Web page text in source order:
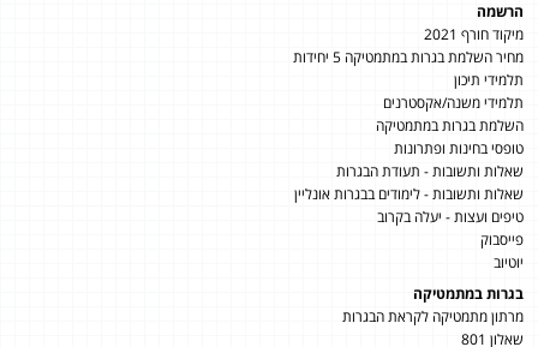
הרשמה
מיקוד חורף 2021
מחיר השלמת בגרות במתמטיקה 5 יחידות
תלמידי תיכון
תלמידי משנה/אקסטרנים
השלמת בגרות במתמטיקה
טופסי בחינות ופתרונות
שאלות ותשובות - תעודת הבגרות
שאלות ותשובות - לימודים בבגרות אונליין
טיפים ועצות - יעלה בקרוב
פייסבוק
יוטיוב
בגרות במתמטיקה
מרתון מתמטיקה לקראת הבגרות
שאלון 801